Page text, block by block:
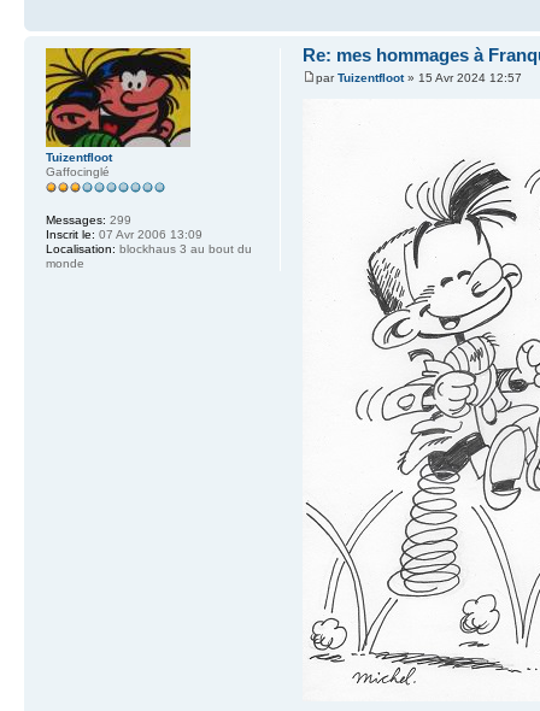
Re: mes hommages à
parTuizentfloot» 15 Avr 2024 12:57
Tuizentfloot
Gaffocinglé
Messages: 299
Inscrit le: 07 Avr 2006 13:09
Localisation: blockhaus 3 au bout du
monde